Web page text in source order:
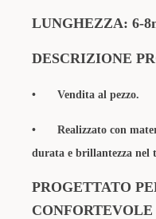
LUNGHEZZA: 6-
DESCRIZIONE
• Vendita al pezzo.
•
Realizzato con
durata e brillantezza nel
PROGETTATO